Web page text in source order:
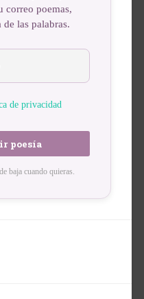
correo poemas,
las palabras.
de privacidad
baja cuando quieras.